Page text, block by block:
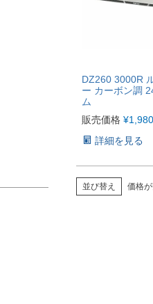
DZ260 3000R
ー カーボン調
ム
販売価格 ¥1,980
詳細を見る
並び替え 価格